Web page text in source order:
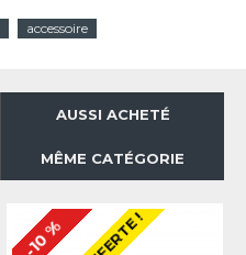
accessoire
AUSSI ACHETÉ
MÊME CATÉGORIE
-10 %